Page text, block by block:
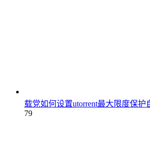
载党如何设置utorrent最大限度保护
79